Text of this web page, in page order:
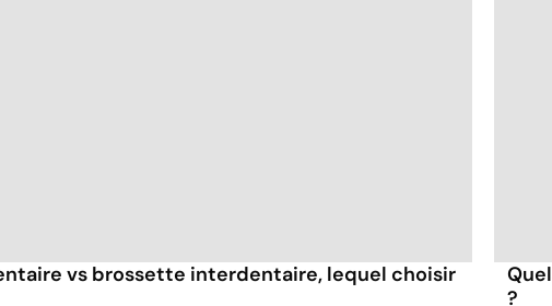
vs brossette interdentaire, lequel choisir
?